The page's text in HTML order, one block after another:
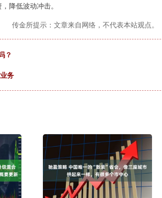
降低波动冲击。
传金所提示：文章来自网络，不代表本站观点。
？
务